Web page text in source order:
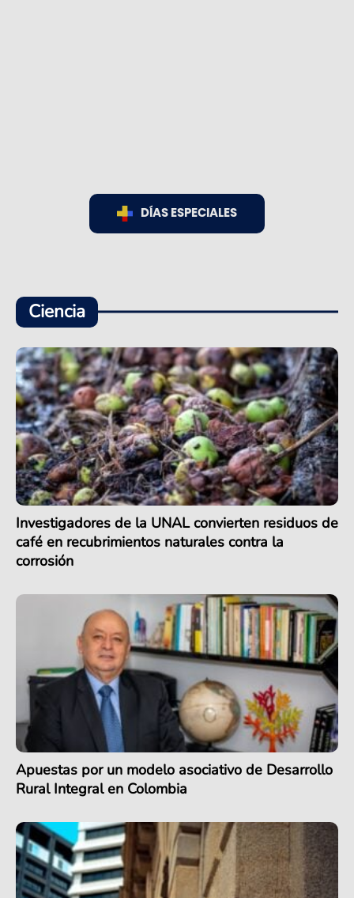
DÍAS ESPECIALES
Ciencia
Investigadores de la UNAL convierten residuos de
café en recubrimientos naturales contra la
corrosión
Apuestas por un modelo asociativo de Desarrollo
Rural Integral en Colombia